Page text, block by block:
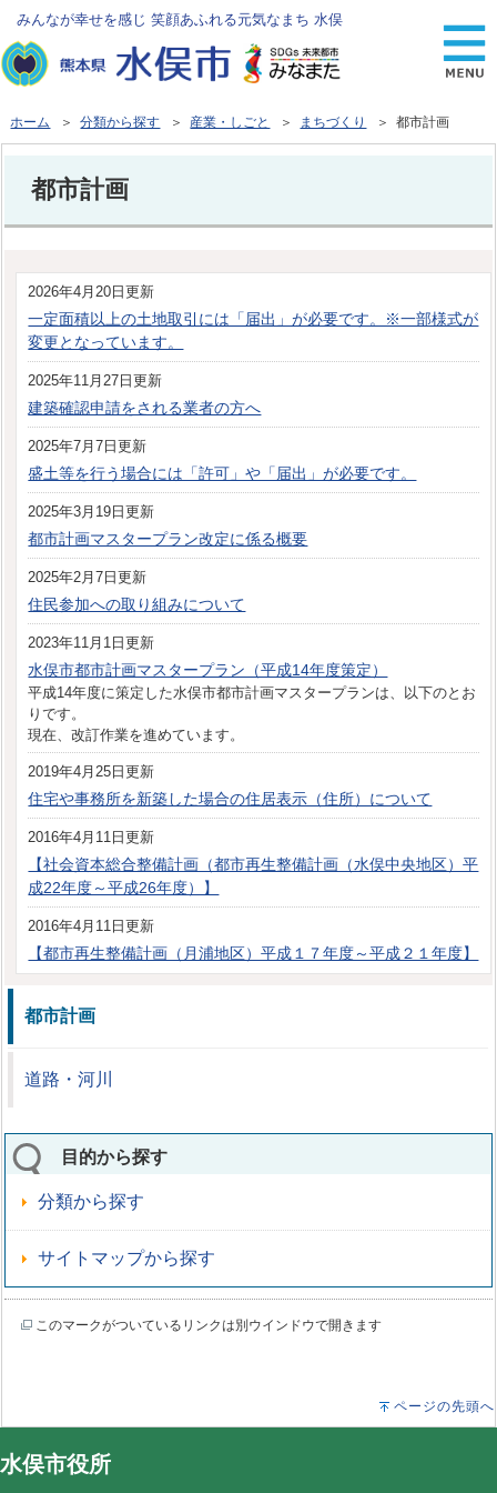
みんなが幸せを感じ 笑顔あふれる元気なまち 水俣
ホーム ＞分類から探す ＞ 産業・しごと ＞ まちづくり ＞ 都市計画
都市計画
2026年4月20日更新
一定面積以上の土地取引には「届出」が必要です。※一部様式が
変更となっています。
2025年11月27日更新
建築確認申請をされる業者の方へ
2025年7月7日更新
盛土等を行う場合には「許可」や「届出」が必要です。
2025年3月19日更新
都市計画マスタープラン改定に係る概要
2025年2月7日更新
住民参加への取り組みについて
2023年11月1日更新
水俣市都市計画マスタープラン（平成14年度策定）
平成14年度に策定した水俣市都市計画マスタープランは、以下のとお
りです。
現在、改訂作業を進めています。
2019年4月25日更新
住宅や事務所を新築した場合の住居表示（住所）について
2016年4月11日更新
【社会資本総合整備計画（都市再生整備計画（水俣中央地区）平
成22年度～平成26年度）】
2016年4月11日更新
【都市再生整備計画（月浦地区）平成１７年度～平成２１年度】
都市計画
道路・河川
目的から探す
分類から探す
サイトマップから探す
このマークがついているリンクは別ウインドウで開きます
ページの先頭へ
水俣市役所